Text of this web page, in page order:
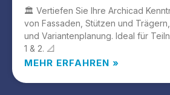
🏛️ Vertiefen Sie Ihre Archicad
von Fassaden, Stützen und
und Variantenplanung. Ideal für
1 & 2. 📐
MEHR ERFAHREN »